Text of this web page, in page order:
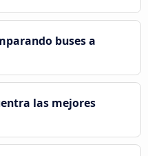
buses a
las mejores